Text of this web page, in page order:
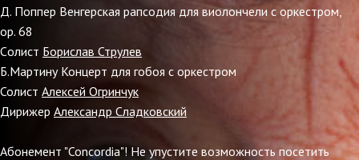
Д. Поппер Венгерская рапсодия для виолончели с оркестром,
ор. 68
Cолист Борислав Струлев
Б.Мартину Концерт для гобоя с оркестром
Солист Алексей Огринчук
Дирижер Александр Сладковский
Абонемент "Concordia"! Не упустите возможность посетить